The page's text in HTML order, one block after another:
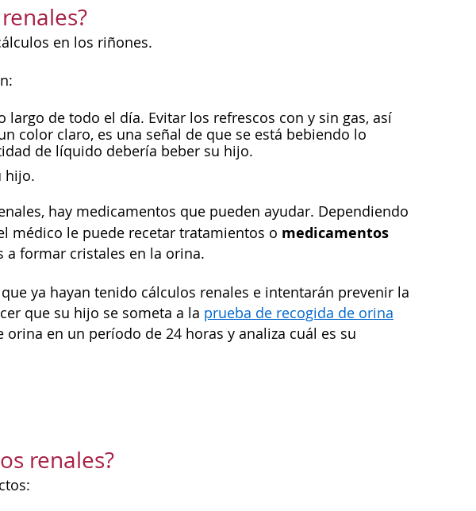
en los riñones.
largo de todo el día. Evitar los refrescos con y sin gas, así
color claro, es una señal de que se está bebiendo lo
de líquido debería beber su hijo.
hijo.
hay medicamentos que pueden ayudar. Dependiendo
médico le puede recetar tratamientos o medicamentos
a formar cristales en la orina.
ya hayan tenido cálculos renales e intentarán prevenir la
que su hijo se someta a la prueba de recogida de orina
en un período de 24 horas y analiza cuál es su
renales?